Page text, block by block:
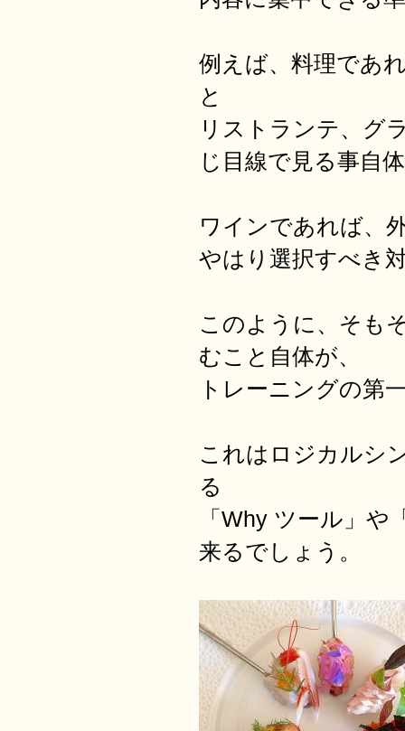
例えば、料理であ
と
リストランテ、グ
じ目線で見る事自
ワインであれば、
やはり選択すべき
このように、そも
むこと自体が、
トレーニングの第
これはロジカルシ
る
「Why ツール」
来るでしょう。